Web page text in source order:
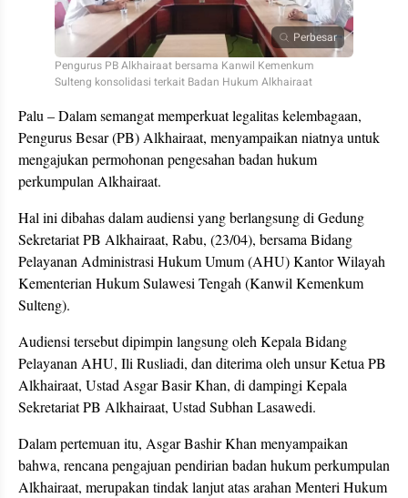
Perbesar
Pengurus PB Alkhairaat bersama Kanwil Kemenkum
Sulteng konsolidasi terkait Badan Hukum Alkhairaat
Palu – Dalam semangat memperkuat legalitas kelembagaan,
Pengurus Besar (PB) Alkhairaat, menyampaikan niatnya untuk
mengajukan permohonan pengesahan badan hukum
perkumpulan Alkhairaat.
Hal ini dibahas dalam audiensi yang berlangsung di Gedung
Sekretariat PB Alkhairaat, Rabu, (23/04), bersama Bidang
Pelayanan Administrasi Hukum Umum (AHU) Kantor Wilayah
Kementerian Hukum Sulawesi Tengah (Kanwil Kemenkum
Sulteng).
Audiensi tersebut dipimpin langsung oleh Kepala Bidang
Pelayanan AHU, Ili Rusliadi, dan diterima oleh unsur Ketua PB
Alkhairaat, Ustad Asgar Basir Khan, di dampingi Kepala
Sekretariat PB Alkhairaat, Ustad Subhan Lasawedi.
Dalam pertemuan itu, Asgar Bashir Khan menyampaikan
bahwa, rencana pengajuan pendirian badan hukum perkumpulan
Alkhairaat, merupakan tindak lanjut atas arahan Menteri Hukum